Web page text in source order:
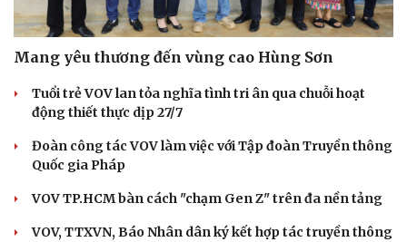
Mang yêu thương đến vùng cao Hùng Sơn
Tuổi trẻ VOV lan tỏa nghĩa tình tri ân qua chuỗi hoạt
động thiết thực dịp 27/7
Đoàn công tác VOV làm việc với Tập đoàn Truyền thông
Quốc gia Pháp
VOV TP.HCM bàn cách "chạm Gen Z" trên đa nền tảng
VOV, TTXVN, Báo Nhân dân ký kết hợp tác truyền thông